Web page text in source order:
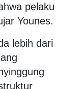
pelaku
Younes.
lebih dari